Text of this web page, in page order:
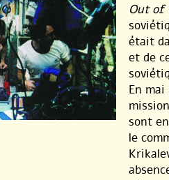
Out of
était
et de
En mai
sont
le